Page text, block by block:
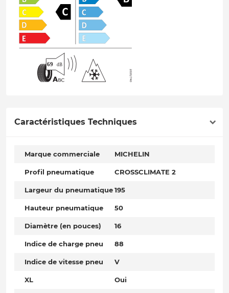
Caractéristiques Techniques
Marque commerciale MICHELIN
Profil pneumatique CROSSCLIMATE 2
Largeur du pneumatique195
Hauteur pneumatique 50
Diamètre (en pouces) 16
Indice de charge pneu 88
Indice de vitesse pneu V
XL Oui